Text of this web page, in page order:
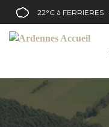
22°C à FERRIERES